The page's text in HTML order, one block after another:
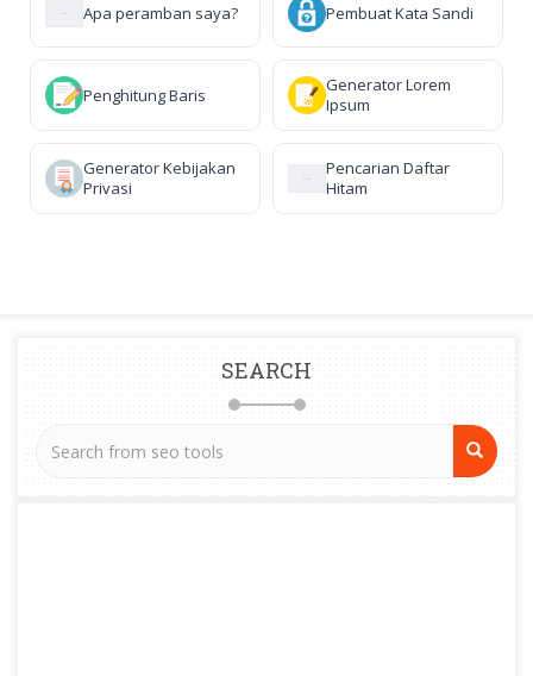
Apa peramban saya? Pembuat Kata Sandi
Penghitung Baris
Generator Lorem
Ipsum
Generator Kebijakan
Privasi
Pencarian Daftar
Hitam
SEARCH